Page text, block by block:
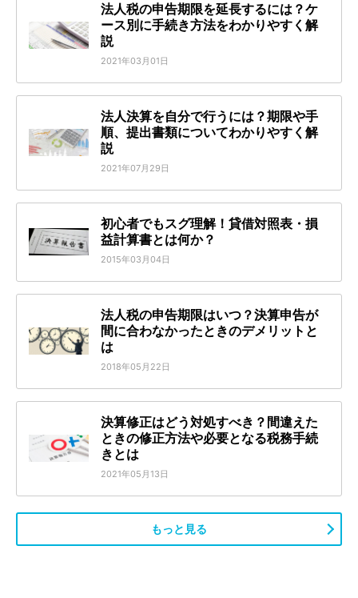
法人税の申告期限を延長するには？ケ
ース別に手続き方法をわかりやすく解
説
2021年03月01日
法人決算を自分で行うには？期限や手
順、提出書類についてわかりやすく解
説
2021年07月29日
初心者でもスグ理解！貸借対照表・損
益計算書とは何か？
2015年03月04日
法人税の申告期限はいつ？決算申告が
間に合わなかったときのデメリットと
は
2018年05月22日
決算修正はどう対処すべき？間違えた
ときの修正方法や必要となる税務手続
きとは
2021年05月13日
もっと見る